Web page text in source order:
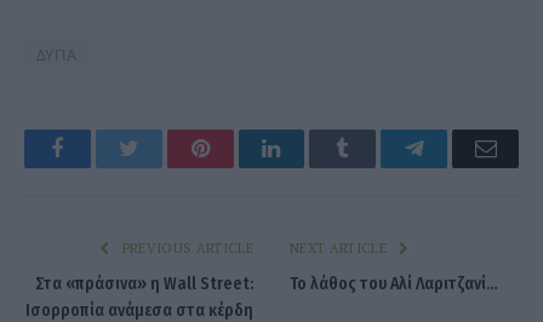
ΔΥΠΑ
Facebook Twitter PinterestLinkedIn Tumblr Telegram
PREVIOUS ARTICLE
Στα «πράσινα» η Wall Street:
Ισορροπία ανάμεσα στα κέρδη
NEXT ARTICLE
Το λάθος του Αλί Λαριτζανί…